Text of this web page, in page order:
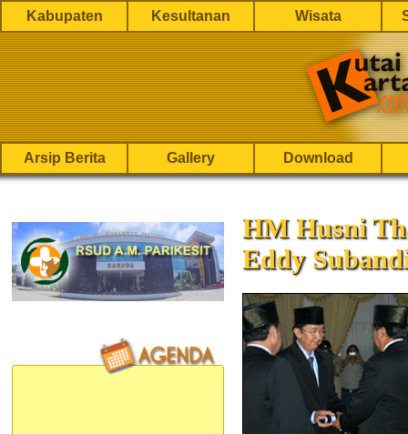
Kabupaten Kesultanan Wisata
Arsip Berita Gallery Download
HM Husni
Eddy